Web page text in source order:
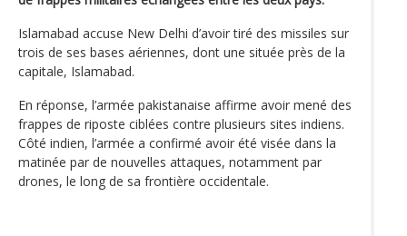
Islamabad accuse New Delhi d’avoir tiré des missiles sur
trois de ses bases aériennes, dont une située près de la
capitale, Islamabad.
En réponse, l’armée pakistanaise affirme avoir mené des
frappes de riposte ciblées contre plusieurs sites indiens.
Côté indien, l’armée a confirmé avoir été visée dans la
matinée par de nouvelles attaques, notamment par
drones, le long de sa frontière occidentale.